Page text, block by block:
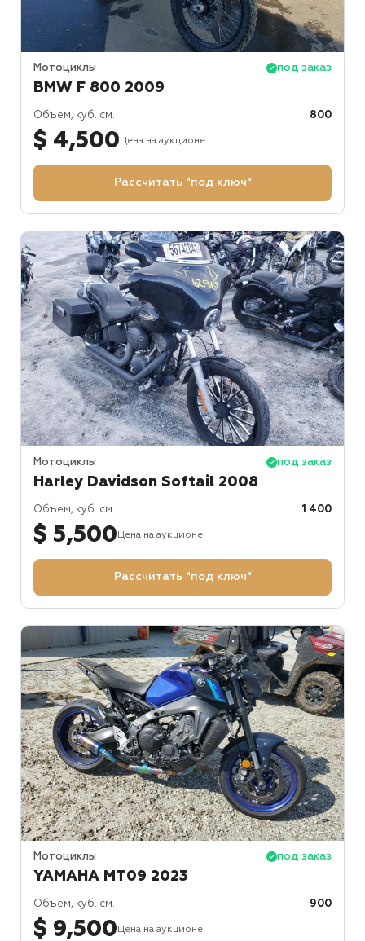
Мотоциклы под заказ
BMW F 800 2009
Объем, куб. см. 800
$ 4,500 Цена на аукционе
Рассчитать "под ключ"
Мотоциклы под заказ
Harley Davidson Softail 2008
Объем, куб. см. 1 400
$ 5,500 Цена на аукционе
Рассчитать "под ключ"
Мотоциклы под заказ
YAMAHA MT09 2023
Объем, куб. см. 900
$ 9,500 Цена на аукционе